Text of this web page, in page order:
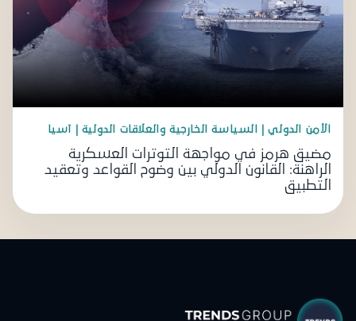
الأمن الدولي | السياسة الخارجية والعلاقات الدولية | آسيا
مضيق هرمز في مواجهة التوترات العسكرية
الراهنة: القانون الدولي بين وضوح القواعد وتعقيد
التطبيق